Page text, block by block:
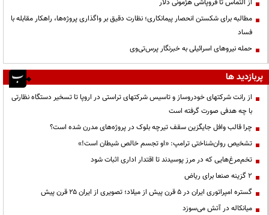
از التماس تا فروپاشی هژمونی دلار
مطالبه برای شکستن انحصار پیمانکاری؛ نظارت دقیق بر واگذاری پروژه‌ها، راهکار مقابله با
فساد
حمله نیروهای اسرائیلی به خبرنگار پرس‌تی‌وی
پربازدید ها
از رانت‌ شرکتهای خودروساز و تاسیس شرکتهای تراستی در اروپا تا تسخیر دستگاه نظارتی
با چه هدفی صورت گرفته است
چرا قالب وافل جایگزین سقف تیرچه بلوک در پروژه‌های مدرن شده است؟
تشخیص روان‌شناختی ترامپ: «او تجسم خالص شیطان است!»
تخم‌مرغ‌هایی که در مرز پوسیدند تا اقتدار اداری اثبات شود
۲ گزینه صنعا برای ریاض
گستره امپراتوری ایران در ۵ قرن پیش از میلاد؛ تصویری از ایران ۲۵ قرن پیش
میانکاله در آتش می‌سوزد